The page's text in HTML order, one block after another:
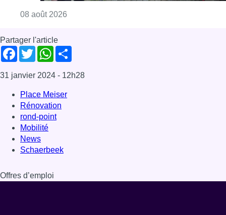
08 août 2026
Partager l'article
Facebook
TwitterWhatsApp
31 janvier 2024 - 12h28
Place Meiser
Rénovation
rond-point
Mobilité
News
Schaerbeek
Offres d’emploi